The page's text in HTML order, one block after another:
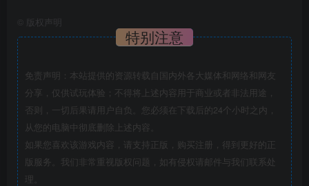
版权声明
特别注意
免责声明：本站提供的资源转载自国内外各大媒体和网络和网友
分享，仅供试玩体验；不得将上述内容用于商业或者非法用途，
否则，一切后果请用户自负。您必须在下载后的24个小时之内，
从您的电脑中彻底删除上述内容。
如果您喜欢该游戏内容，请支持正版，购买注册，得到更好的正
版服务。我们非常重视版权问题，如有侵权请邮件与我们联系处
理。